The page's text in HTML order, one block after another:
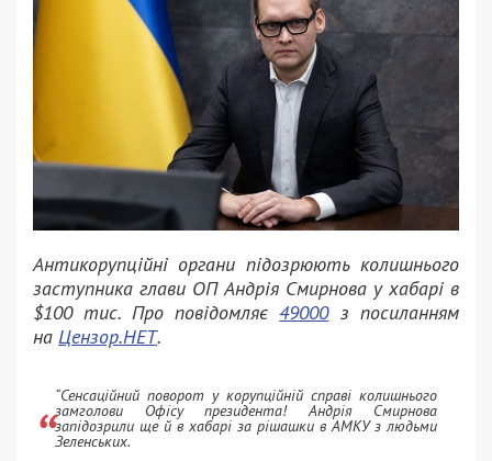
Антикорупційні органи підозрюють колишнього
заступника глави ОП Андрія Смирнова у хабарі в
$100 тис. Про повідомляє49000з посиланням
на Цензор.НЕТ.
“Сенсаційний поворот у корупційній справі колишнього
замголови Офісу президента! Андрія Смирнова
запідозрили ще й в хабарі за рішашки в АМКУ з людьми
Зеленських.